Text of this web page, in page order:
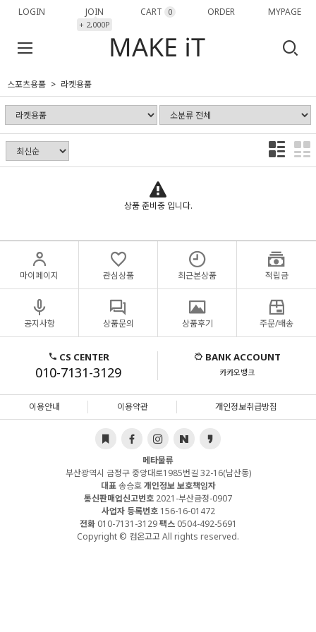
LOGIN JOIN
+ 2,000P
CART 0 ORDER MYPAGE
스포츠용품 라켓용품
상품 준비중 입니다.
마이페이지 관심상품 최근본상품 적립금
공지사항 상품문의 상품후기 주문/배송
CS CENTER
010-7131-3129
BANK ACCOUNT
카카오뱅크
이용안내 이용약관 개인정보취급방침
메타물류
부산광역시 금정구 중앙대로1985번길 32-16(남산동)
대표송승호개인정보 보호책임자
통신판매업신고번호 2021-부산금정-0907
사업자 등록번호156-16-01472
전화010-7131-3129팩스0504-492-5691
Copyright © 컴온고고 All rights reserved.